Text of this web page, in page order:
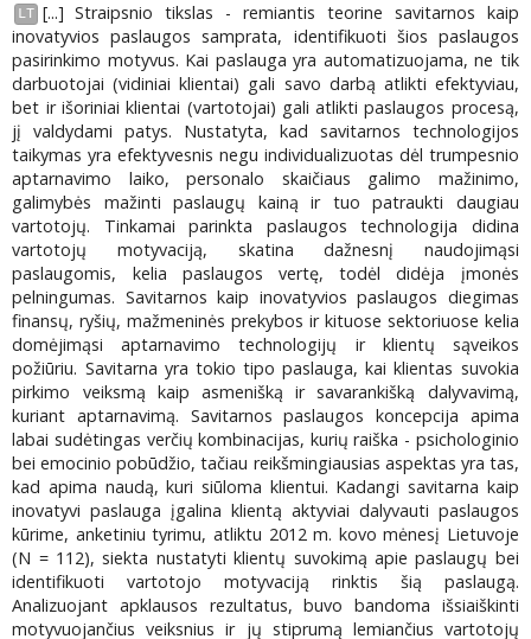
LT [...] Straipsnio tikslas - remiantis teorine savitarnos kaip
inovatyvios paslaugos samprata, identifikuoti šios paslaugos
pasirinkimo motyvus. Kai paslauga yra automatizuojama, ne tik
darbuotojai (vidiniai klientai) gali savo darbą atlikti efektyviau,
bet ir išoriniai klientai (vartotojai) gali atlikti paslaugos procesą,
jį valdydami patys. Nustatyta, kad savitarnos technologijos
taikymas yra efektyvesnis negu individualizuotas dėl trumpesnio
aptarnavimo laiko, personalo skaičiaus galimo mažinimo,
galimybės mažinti paslaugų kainą ir tuo patraukti daugiau
vartotojų. Tinkamai parinkta paslaugos technologija didina
vartotojų motyvaciją, skatina dažnesnį naudojimąsi
paslaugomis, kelia paslaugos vertę, todėl didėja įmonės
pelningumas. Savitarnos kaip inovatyvios paslaugos diegimas
finansų, ryšių, mažmeninės prekybos ir kituose sektoriuose kelia
domėjimąsi aptarnavimo technologijų ir klientų sąveikos
požiūriu. Savitarna yra tokio tipo paslauga, kai klientas suvokia
pirkimo veiksmą kaip asmenišką ir savarankišką dalyvavimą,
kuriant aptarnavimą. Savitarnos paslaugos koncepcija apima
labai sudėtingas verčių kombinacijas, kurių raiška - psichologinio
bei emocinio pobūdžio, tačiau reikšmingiausias aspektas yra tas,
kad apima naudą, kuri siūloma klientui. Kadangi savitarna kaip
inovatyvi paslauga įgalina klientą aktyviai dalyvauti paslaugos
kūrime, anketiniu tyrimu, atliktu 2012 m. kovo mėnesį Lietuvoje
(N = 112), siekta nustatyti klientų suvokimą apie paslaugų bei
identifikuoti vartotojo motyvaciją rinktis šią paslaugą.
Analizuojant apklausos rezultatus, buvo bandoma išsiaiškinti
motyvuojančius veiksnius ir jų stiprumą lemiančius vartotojų